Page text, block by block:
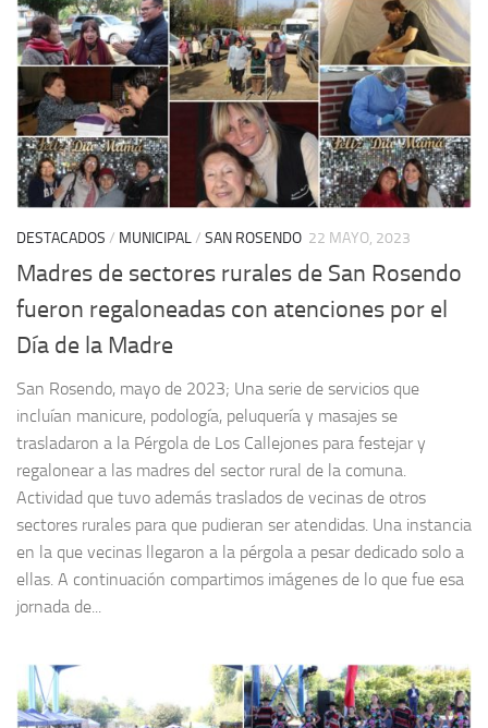
DESTACADOS / MUNICIPAL/ SAN ROSENDO 22 MAYO, 2023
Madres de sectores rurales de San Rosendo
fueron regaloneadas con atenciones por el
Día de la Madre
San Rosendo, mayo de 2023; Una serie de servicios que
incluían manicure, podología, peluquería y masajes se
trasladaron a la Pérgola de Los Callejones para festejar y
regalonear a las madres del sector rural de la comuna.
Actividad que tuvo además traslados de vecinas de otros
sectores rurales para que pudieran ser atendidas. Una instancia
en la que vecinas llegaron a la pérgola a pesar dedicado solo a
ellas. A continuación compartimos imágenes de lo que fue esa
jornada de...